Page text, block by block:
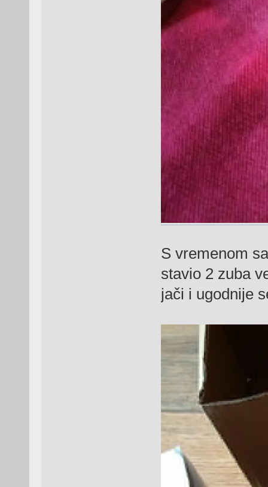
S vremenom
stavio 2 zuba
jači i ugodnije